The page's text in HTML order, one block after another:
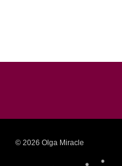
© 2026 Olga Miracle